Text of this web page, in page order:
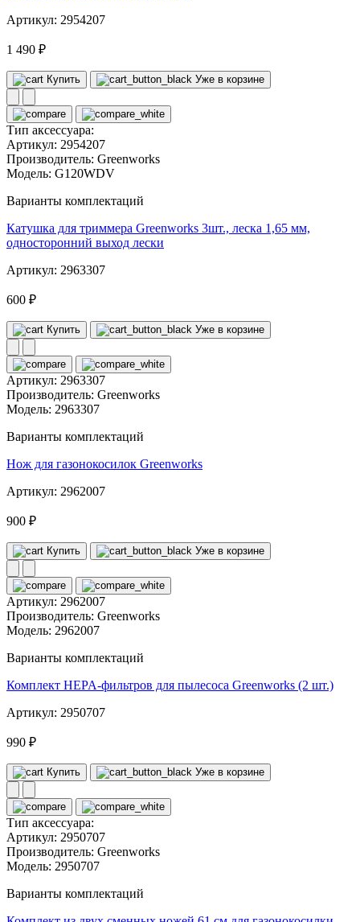
Артикул: 2954207
1 490 ₽
Купить Уже в корзине
Тип аксессуара:
Артикул: 2954207
Производитель: Greenworks
Модель: G120WDV
Варианты комплектаций
Катушка для триммера Greenworks 3шт., леска 1,65 мм,
односторонний выход лески
Артикул: 2963307
600 ₽
Купить Уже в корзине
Артикул: 2963307
Производитель: Greenworks
Модель: 2963307
Варианты комплектаций
Нож для газонокосилок Greenworks
Артикул: 2962007
900 ₽
Купить Уже в корзине
Артикул: 2962007
Производитель: Greenworks
Модель: 2962007
Варианты комплектаций
Комплект HEPA-фильтров для пылесоса Greenworks (2 шт.)
Артикул: 2950707
990 ₽
Купить Уже в корзине
Тип аксессуара:
Артикул: 2950707
Производитель: Greenworks
Модель: 2950707
Варианты комплектаций